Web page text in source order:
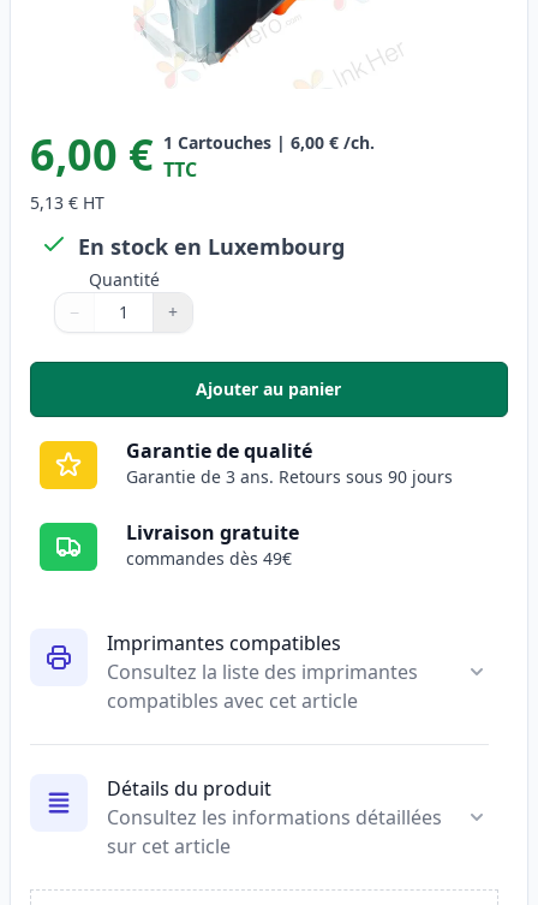
Imprimantes compatibles
Consultez la liste des imprimantes
compatibles avec cet article
Détails du produit
Consultez les informations détaillées
sur cet article
6,00 € 1 Cartouches | 6,00 € /ch.
TTC
5,13 € HT
En stock en Luxembourg
Quantité
Quantité
Utilisez les boutons pour ajuster
− +
Quantité
Ajouter au panier
,Canon CLI-8C cartouche
Garantie de qualité
Garantie de 3 ans. Retours sous 90 jours
Livraison gratuite
commandes dès 49€